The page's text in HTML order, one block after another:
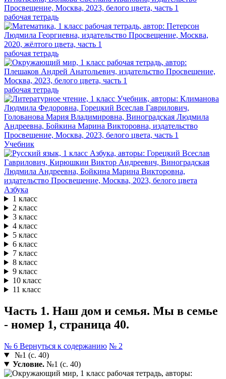
рабочая тетрадь
рабочая тетрадь
рабочая тетрадь
Учебник
Азбука
1 класс
2 класс
3 класс
4 класс
5 класс
6 класс
7 класс
8 класс
9 класс
10 класс
11 класс
Часть 1. Наш дом и семья. Мы в семье
- номер 1, страница 40.
№ 6 Вернуться к содержанию № 2
№1 (с. 40)
Условие.№1 (с. 40)